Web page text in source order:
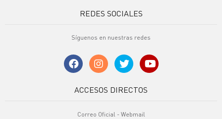
REDES SOCIALES
Síguenos en nuestras redes
ACCESOS DIRECTOS
Correo Oficial - Webmail